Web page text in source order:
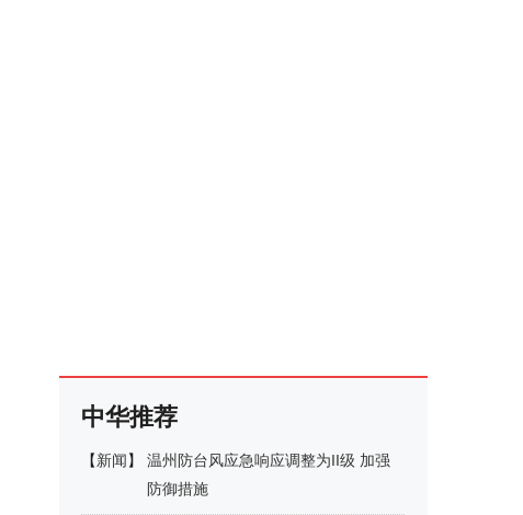
中华推荐
【新闻】
温州防台风应急响应调整为II级 加强
防御措施